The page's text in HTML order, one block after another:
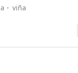
viña